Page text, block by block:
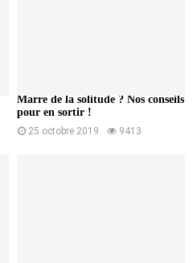
Marre de la solitude ? Nos conseils
pour en sortir !
25 octobre 2019 9413